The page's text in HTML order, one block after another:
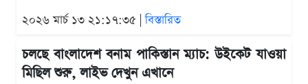
২০২৬ মার্চ ১৩ ২১:১৭:৩৫ |বিস্তারিত
চলছে বাংলাদেশ বনাম পাকিস্তান ম্যাচ: উইকেট যাওয়া
মিছিল শুরু, লাইভ দেখুন এখানে